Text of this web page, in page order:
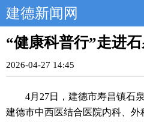
建德新闻网
“健康科普行”走进
2026-04-27 14:45
4月27日，建德市寿昌镇石
建德市中西医结合医院内科、外